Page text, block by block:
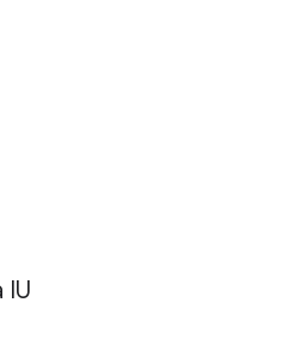
IU